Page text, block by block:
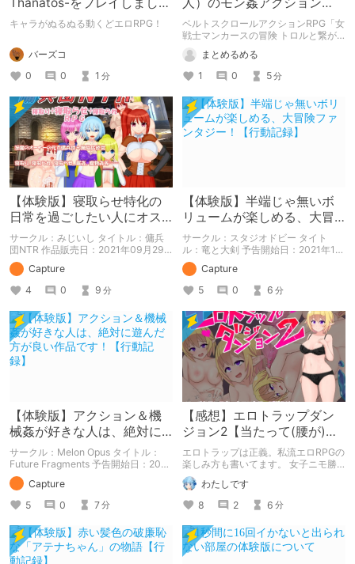
た。【ネタバレ注意】
キャラがぬるぬる動くどエロRPG！
バーズコ
0
0 1 分
RPG「女戦士マンカースの
冒険 トロルと繋がれし姫
君」
ベルトスクロールアクションRPG「女
戦士マンカースの冒険 トロルと繋が
まとめるめる
1
0 5分
【体験版】寝取らせ特化の
日常を過ごしたい人にオス
スメ！【行動記録】
サークル：みじいし タイトル：傭兵
団NTR 作品販売日：2021年09月29
日 発売済みの作品の体験版の内容を
中心に紹介しているまとめ記事です。
体験版の「ネタバレ」を含んだ内容を
まとめているので、苦手な方は注意し
て下さい。
Capture
4
0 9 分
【体験版】半端じゃ無いボ
リュームが楽しめる、大冒
険ファンタジー！【行動記
録】
サークル：スタジオドビー タイト
ル：竜と大剣 予告開始日：2021年12
月11日 作品販売日：- 予告作品の体験
版の内容を中心に紹介しているまとめ
記事です。 体験版の「ネタバレ」を
含んだ内容をまとめているので、苦手
な方は注意して下さい。
Capture
5
0 6 分
【体験版】アクション＆機
械姦が好きな人は、絶対に
遊んだ方が良い作品です！
【行動記録】
サークル：Melon Opus タイトル：
Future Fragments 予告開始日：2021
年08月13日 作品販売日：- 予告作品
の体験版の内容を中心に紹介している
まとめ記事です。 体験版の「ネタバ
レ」を含んだ内容をまとめているの
で、苦手な方は注意して下さい。
Capture
5
0 7分
【感想】エロトラップダン
ジョン2【当たって(腰が)砕
けろ(意味深)なRPG】
エロトラップは正義。私流エロRPGの
楽しみ方も書いてます。 女子ニモ勝
テズさんのエロトラップダンジョン2
の感想記事です。 他にも感想記事を
書いてますので良かったらどうぞで
す！
わたしです
8
2 6 分